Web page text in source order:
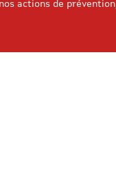
actions de prévention,